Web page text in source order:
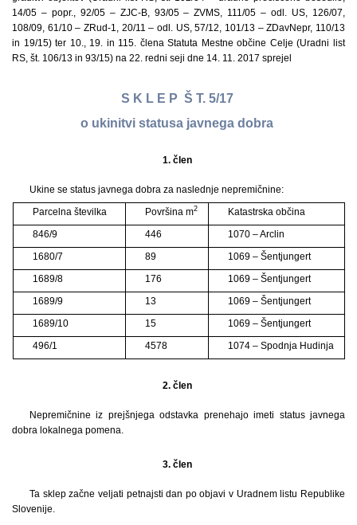
14/05 – popr., 92/05 – ZJC-B, 93/05 – ZVMS, 111/05 – odl. US, 126/07,
108/09, 61/10 – ZRud-1, 20/11 – odl. US, 57/12, 101/13 – ZDavNepr, 110/13
in 19/15) ter 10., 19. in 115. člena Statuta Mestne občine Celje (Uradni list
RS, št. 106/13 in 93/15) na 22. redni seji dne 14. 11. 2017 sprejel
S K L E P Š T. 5/17
o ukinitvi statusa javnega dobra
1. člen
Ukine se status javnega dobra za naslednje nepremičnine:
Parcelna številka
Površina m2
Katastrska občina
846/9
446
1070 – Arclin
1680/7
89
1069 – Šentjungert
1689/8
176
1069 – Šentjungert
1689/9
13
1069 – Šentjungert
1689/10
15
1069 – Šentjungert
496/1
4578 1074 – Spodnja Hudinja
2. člen
Nepremičnine iz prejšnjega odstavka prenehajo imeti status javnega
dobra lokalnega pomena.
3. člen
Ta sklep začne veljati petnajsti dan po objavi v Uradnem listu Republike
Slovenije.